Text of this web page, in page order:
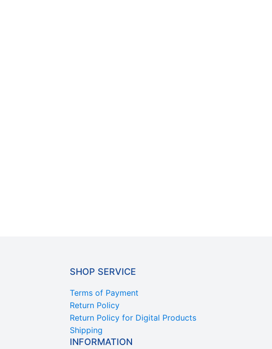
SHOP SERVICE
Terms of Payment
Return Policy
Return Policy for Digital Products
Shipping
INFORMATION